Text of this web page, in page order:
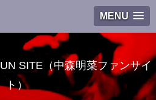
MENU
SITE（中森明菜ファンサイ
ト）